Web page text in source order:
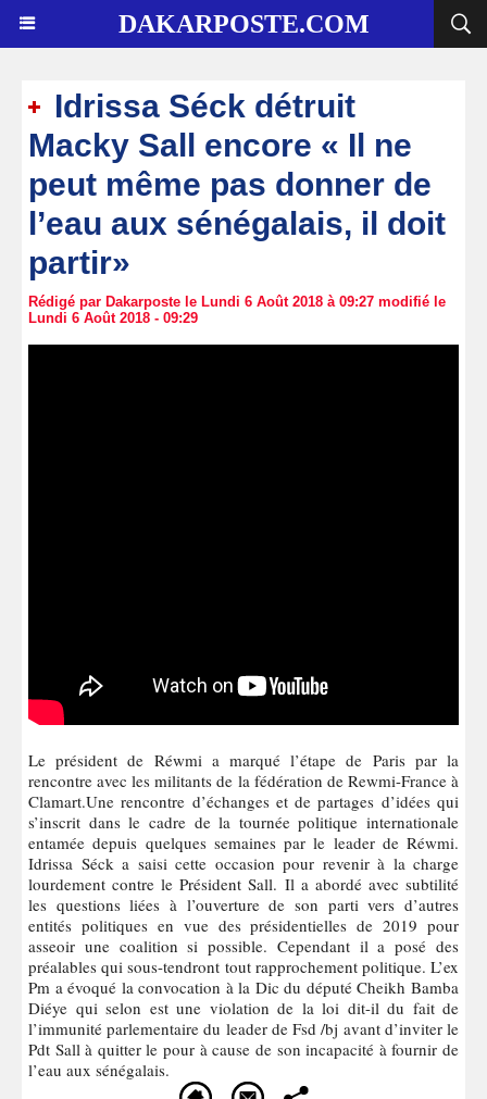
DAKARPOSTE.COM
Idrissa Séck détruit
Macky Sall encore « Il ne
peut même pas donner de
l’eau aux sénégalais, il doit
partir»
Rédigé par Dakarposte le Lundi 6 Août 2018 à 09:27 modifié le
Lundi 6 Août 2018 - 09:29
Le président de Réwmi a marqué l’étape de Paris par la
rencontre avec les militants de la fédération de Rewmi-France à
Clamart.Une rencontre d’échanges et de partages d’idées qui
s’inscrit dans le cadre de la tournée politique internationale
entamée depuis quelques semaines par le leader de Réwmi.
Idrissa Séck a saisi cette occasion pour revenir à la charge
lourdement contre le Président Sall. Il a abordé avec subtilité
les questions liées à l’ouverture de son parti vers d’autres
entités politiques en vue des présidentielles de 2019 pour
asseoir une coalition si possible. Cependant il a posé des
préalables qui sous-tendront tout rapprochement politique. L’ex
Pm a évoqué la convocation à la Dic du député Cheikh Bamba
Diéye qui selon est une violation de la loi dit-il du fait de
l’immunité parlementaire du leader de Fsd /bj avant d’inviter le
Pdt Sall à quitter le pour à cause de son incapacité à fournir de
l’eau aux sénégalais.